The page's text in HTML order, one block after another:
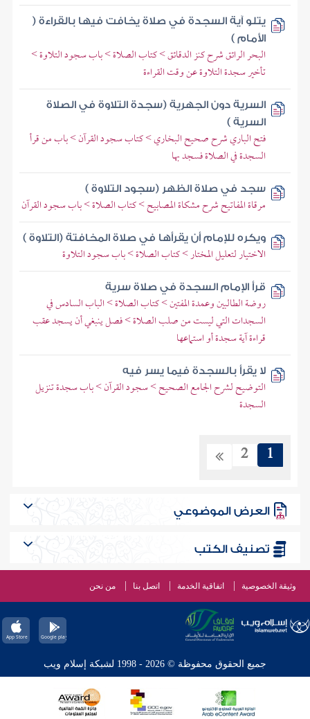
يتلو آية السجدة في صلاة يخافت فيها بالقراءة (
الأمام )
البحر الرائق شرح كنز الدقائق > كتاب الصلاة > باب سجود التلاوة >
تأخير سجدة التلاوة عن وقت القراءة
السرية دون الجهرية (سجدة التلاوة في الصلاة
السرية )
فتح الباري شرح صحيح البخاري > كتاب سجود القرآن > باب من قرأ
السجدة في الصلاة فسجد بها
سجد في صلاة الظهر (سجود التلاوة )
مرقاة المفاتيح شرح مشكاة المصابيح > كتاب الصلاة > باب سجود القرآن
ويكره للإمام أن يقرأها في صلاة المخافتة (التلاوة )
الاختيار لتعليل المختار > كتاب الصلاة > باب سجود التلاوة
قرأ الإمام السجدة في صلاة سرية
روضة الطالبين وعمدة المفتين > كتاب الصلاة > الباب السادس في
السجدات التي ليست من صلب الصلاة > فصل ينبغي أن يسجد عقب
قراءة آية سجدة أو استماعها
لا يقرأ بالسجدة فيما يسر فيه
التوضيح لشرح الجامع الصحيح > سجود القرآن > باب سجدة تنزيل
السجدة
1
2
العرض الموضوعي
تصنيف الكتب
وثيقة الخصوصية اتفاقية الخدمة اتصل بنا من نحن
جميع الحقوق محفوظة © 2026 - 1998 لشبكة إسلام ويب